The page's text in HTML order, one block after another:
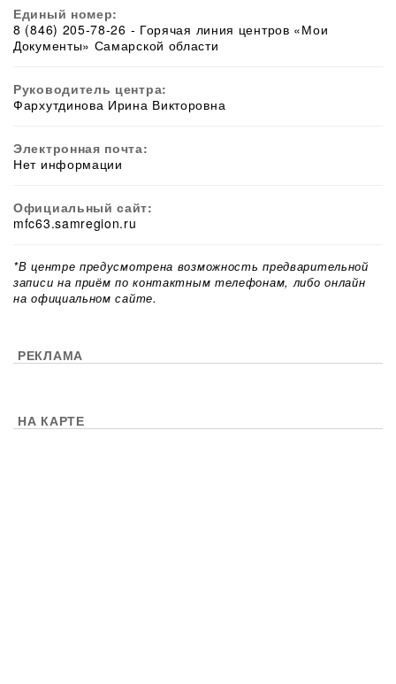
Единый номер:
8 (846) 205-78-26 - Горячая линия центров «Мои
Документы» Самарской области
Руководитель центра:
Фархутдинова Ирина Викторовна
Электронная почта:
Нет информации
Официальный сайт:
mfc63.samregion.ru
*В центре предусмотрена возможность предварительной
записи на приём по контактным телефонам, либо онлайн
на официальном сайте.
РЕКЛАМА
НА КАРТЕ